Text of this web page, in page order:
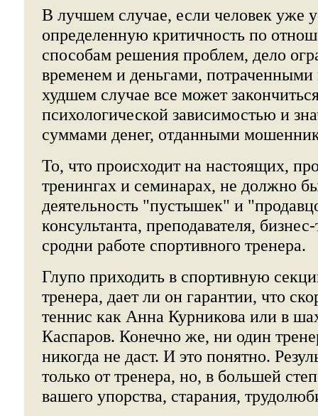
В лучшем случае, если человек уже
определенную критичность по
способам решения проблем, дело
временем и деньгами,
худшем случае все может
психологической зависимостью и
суммами денег, отданными
То, что происходит на настоящих,
тренингах и семинарах, не должно
деятельность "пустышек" и
консультанта, преподавателя,
сродни работе спортивного тренера.
Глупо приходить в спортивную
тренера, дает ли он гарантии, что
теннис как Анна Курникова или в
Каспаров. Конечно же, ни один
никогда не даст. И это понятно.
только от тренера, но, в большей
вашего упорства, старания,